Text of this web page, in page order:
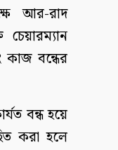
আর-রাদ
কাজ বন্ধের
বন্ধ হয়ে
করা হলে